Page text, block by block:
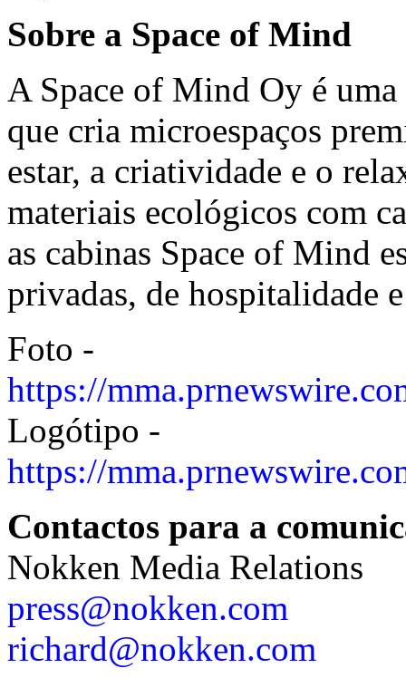
Sobre a Space of Mind
A Space of Mind Oy é
que cria microespaços
estar, a criatividade e o
materiais ecológicos com
as cabinas Space of Mind
privadas, de hospitalidade
Foto -
https://
Logótipo -
https://
Contactos para a
Nokken Media Relations
press@nokken.com
richard@nokken.com